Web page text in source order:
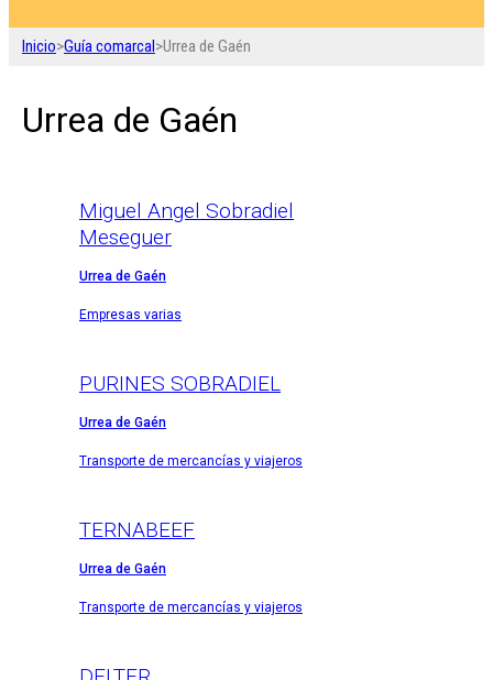
Inicio>Guía comarcal>Urrea de Gaén
Urrea de Gaén
Miguel Angel Sobradiel
Meseguer
Urrea de Gaén
Empresas varias
PURINES SOBRADIEL
Urrea de Gaén
Transporte de mercancías y viajeros
TERNABEEF
Urrea de Gaén
Transporte de mercancías y viajeros